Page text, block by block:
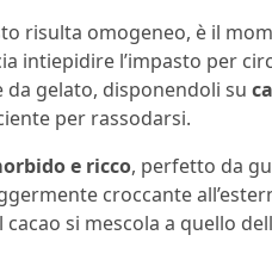
risulta omogeneo, è il
intiepidire l’impasto per
gelato, disponendoli su
per rassodarsi.
e ricco, perfetto da
croccante
si mescola a quello